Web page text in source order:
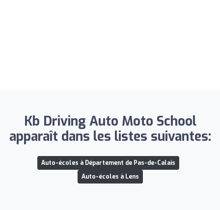
Kb Driving Auto Moto School
apparaît dans les listes suivantes:
Auto-écoles à Département de Pas-de-Calais
Auto-écoles à Lens